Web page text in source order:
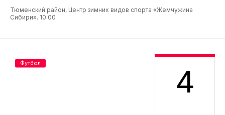
Тюменский район, Центр зимних видов спорта «Жемчужина
Сибири». 10:00
4
Футбол